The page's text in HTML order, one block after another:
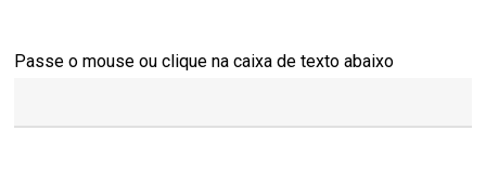
Passe o mouse ou clique na caixa de texto abaixo